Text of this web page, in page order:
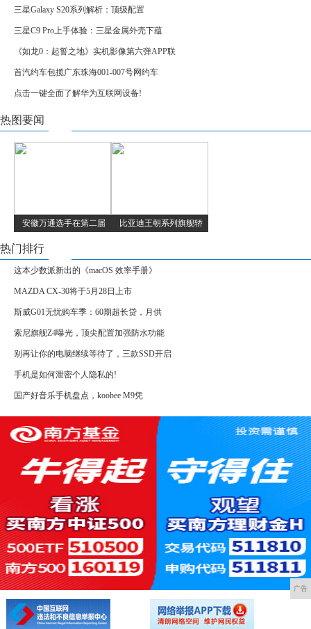
三星Galaxy S20系列解析：顶级配置
三星C9 Pro上手体验：三星金属外壳下蕴
《如龙0：起誓之地》实机影像第六弹APP联
首汽约车包揽广东珠海001-007号网约车
点击一键全面了解华为互联网设备!
热图要闻
安徽万通选手在第二届 比亚迪王朝系列旗舰轿
热门排行
这本少数派新出的《macOS 效率手册》
MAZDA CX-30将于5月28日上市
斯威G01无忧购车季：60期超长贷，月供
索尼旗舰Z4曝光，顶尖配置加强防水功能
别再让你的电脑继续等待了，三款SSD开启
手机是如何泄密个人隐私的!
国产好音乐手机盘点，koobee M9凭
广告